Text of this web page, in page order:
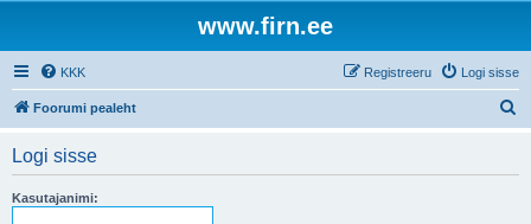
www.firn.ee
KKK Logi sisse
Registreeru
Foorumi pealeht
Logi sisse
Kasutajanimi: